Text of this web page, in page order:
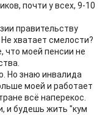
почти у всех, 9-10
правительству
хватает смелости?
что моей пенсии не
Но знаю инвалида
моей и работает
всё наперекос.
и будешь жить "кум